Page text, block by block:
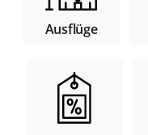
Ausflüge